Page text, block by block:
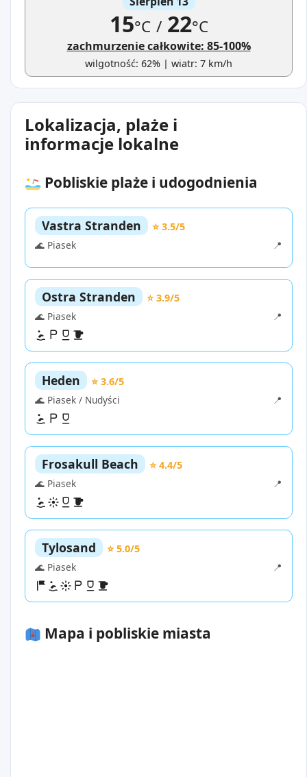
15°C /22°C
zachmurzenie całkowite: 85-100%
wilgotność: 62% | wiatr: 7 km/h
Lokalizacja, plaże i
informacje lokalne
Pobliskie plaże i udogodnienia
Vastra Stranden
⭐ 3.5/5
🌊 Piasek
📍
Ostra Stranden
⭐ 3.9/5
🌊 Piasek
📍
Heden
⭐ 3.6/5
🌊 Piasek / Nudyści
📍
Frosakull Beach
⭐ 4.4/5
🌊 Piasek
📍
Tylosand
⭐ 5.0/5
🌊 Piasek
📍
Mapa i pobliskie miasta